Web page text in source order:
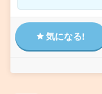
気になる!